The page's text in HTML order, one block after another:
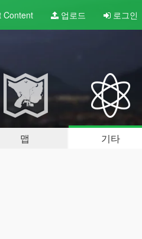
Content 업로드 로그인
맵 기타